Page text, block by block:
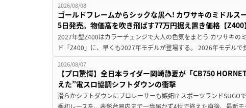
2026/08/08
ゴールドフレームからシックな黒へ! カワサキのミドルス
5日発売。物価高を吹き飛ばす77万円据え置き価格【Z400】
2027年型Z400はカラーチェンジで大人の色気をまとう カワサキの
ド「Z400」に、早くも2027年モデルが登場する。 2026年モデル
2026/08/07
【プロ驚愕】全日本ライダー岡崎静夏が「CB750
えた”電スロ協調シフトダウンの衝撃
滑らかシフトダウンにプロレーサーも嫉妬!? スポーツランドSUGO
季初レースを、表彰台圏内まで一歩届かず4位で終えた直後、最新